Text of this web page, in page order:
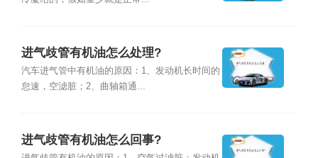
进气歧管有机油怎么处理?
汽车进气管中有机油的原因：1、发动机长时间的
怠速，空滤脏；2、曲轴箱通...
进气歧管有机油怎么回事?